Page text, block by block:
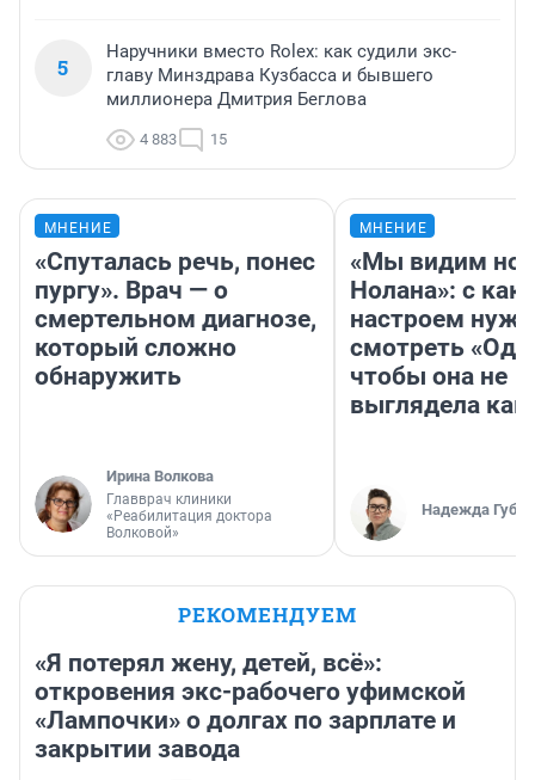
5
Наручники вместо Rolex: как судили экс-
главу Минздрава Кузбасса и бывшего
миллионера Дмитрия Беглова
4 883 15
МНЕНИЕ
«Спуталась речь, понес
пургу». Врач — о
смертельном диагнозе,
который сложно
обнаружить
Ирина Волкова
Главврач клиники
«Реабилитация доктора
Волковой»
МНЕНИЕ
«Мы видим
Нолана»: с
настроем
смотреть
чтобы она не
выглядела как
Надежда
РЕКОМЕНДУЕМ
«Я потерял жену, детей, всё»:
откровения экс-рабочего уфимской
«Лампочки» о долгах по зарплате и
закрытии завода